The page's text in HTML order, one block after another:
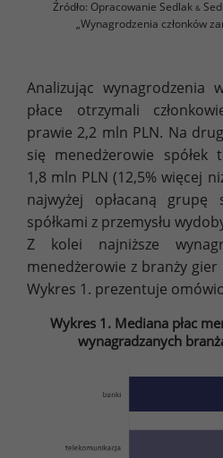
Źródło: Opracowanie Sedlak &
„Wynagrodzenia członków
Analizując wynagrodzenia
płace otrzymali
prawie 2,2 mln PLN. Na
się menedżerowie spółek
1,8 mln PLN (12,5% więcej
najwyżej opłacaną grupę
spółkami z przemysłu
Z kolei najniższe
menedżerowie z branży gier
Wykres 1. prezentuje
Wykres 1. Mediana płac
wynagradzanych